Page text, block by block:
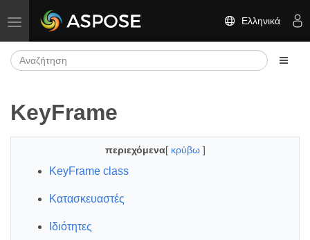
Εναλλαγή πλοήγησης Ελληνικά
KeyFrame
περιεχόμενα[ κρύβω ]
KeyFrame class
Κατασκευαστές
Ιδιότητες